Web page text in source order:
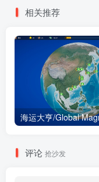
相关推荐
评论 抢沙发